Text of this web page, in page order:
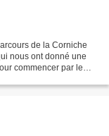
de la Corniche
nous ont donné une
commencer par le